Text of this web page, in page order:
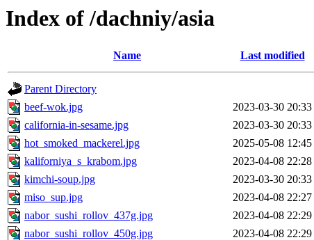
Index of /dachniy/asia
Name Last modified
Parent Directory
beef-wok.jpg
2023-03-30 20:33
california-in-sesame.jpg
2023-03-30 20:33
hot_smoked_mackerel.jpg
2025-05-08 12:45
kaliforniya_s_krabom.jpg
2023-04-08 22:28
kimchi-soup.jpg
2023-03-30 20:33
miso_sup.jpg
2023-04-08 22:27
nabor_sushi_rollov_437g.jpg
2023-04-08 22:29
nabor_sushi_rollov_450g.jpg
2023-04-08 22:29